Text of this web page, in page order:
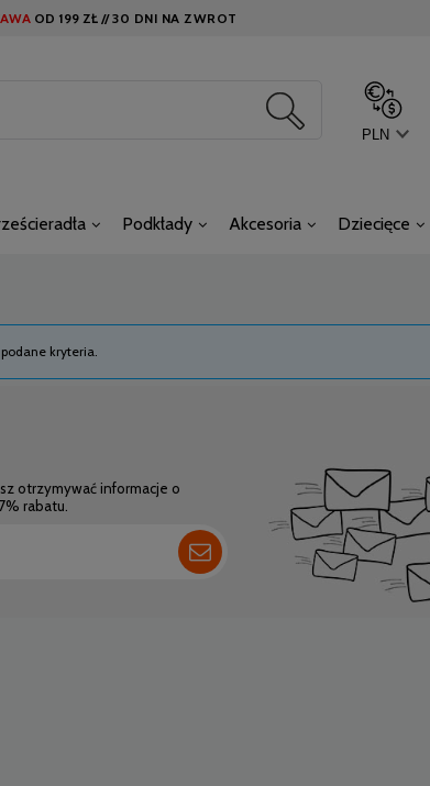
OD 199 ZŁ //30 DNI NA ZWROT
Podkłady Akcesoria Dziecięce
kryteria.
otrzymywać informacje o
rabatu.